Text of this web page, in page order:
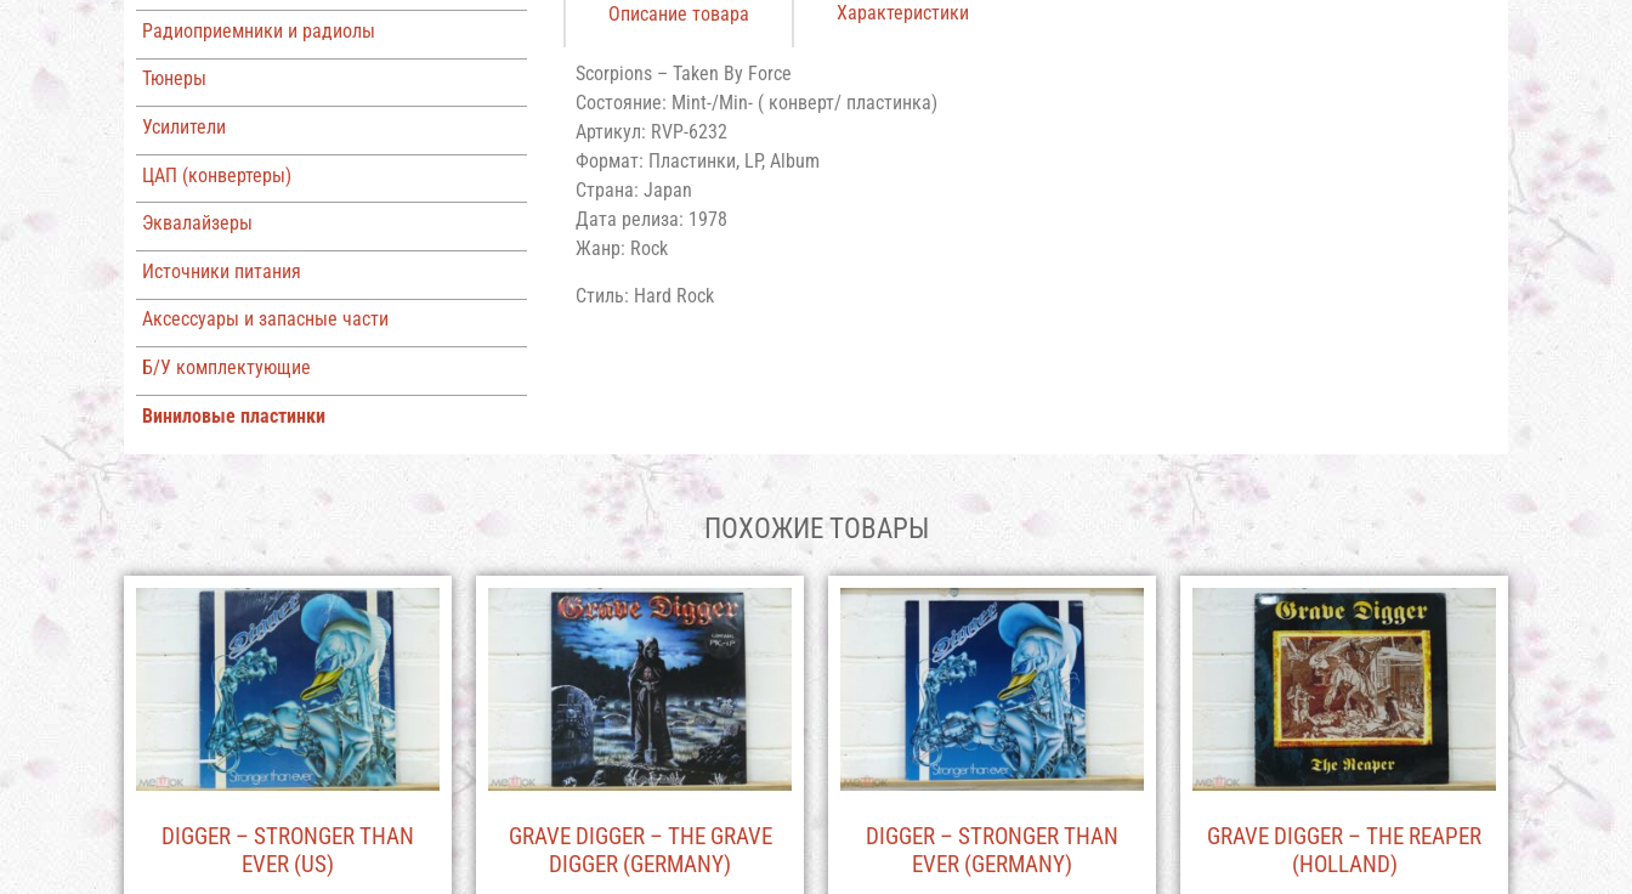
Радиоприемники и радиолы
Тюнеры
Усилители
ЦАП (конвертеры)
Эквалайзеры
Источники питания
Аксессуары и запасные части
Б/У комплектующие
Виниловые пластинки
Описание товара Характеристики
Scorpions ‎– Taken By Force
Состояние: Mint-/Min- ( конверт/ пластинка)
Артикул: RVP-6232
Формат: Пластинки, LP, Album
Страна: Japan
Дата релиза: 1978
Жанр: Rock
Стиль: Hard Rock
ПОХОЖИЕ ТОВАРЫ
DIGGER – STRONGER THAN
EVER (US)
GRAVE DIGGER – THE GRAVE
DIGGER (GERMANY)
DIGGER – STRONGER THAN
EVER (GERMANY)
GRAVE DIGGER – THE REAPER
(HOLLAND)